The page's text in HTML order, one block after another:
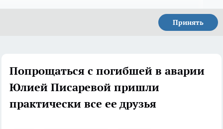
Принять
Попрощаться с погибшей в аварии
Юлией Писаревой пришли
практически все ее друзья